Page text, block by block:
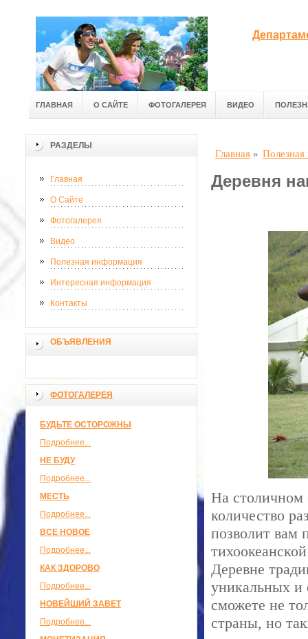
ГЛАВНАЯ О САЙТЕ ФОТОГАЛЕРЕЯ ВИДЕО
РАЗДЕЛЫ
Главная
О Сайте
Фотогалерея
Видео
Полезная информация
Интересная информация
Контакты
ОБЪЯВЛЕНИЯ
ФОТОГАЛЕРЕЯ
БУДЬТЕ ОСТОРОЖНЫ
Подробнее...
НЕ БУДУ
Подробнее...
МЕСТЬ
Подробнее...
ВСЕ НОВОЕ
Подробнее...
КАК ЗДОРОВО
Подробнее...
НОВЕЙШИЙ ЗАВЕТ
Подробнее...
Главная »
Деревня
На столичном
количество
позволит вам
Деревне
уникальных и
сможете не
страны, но